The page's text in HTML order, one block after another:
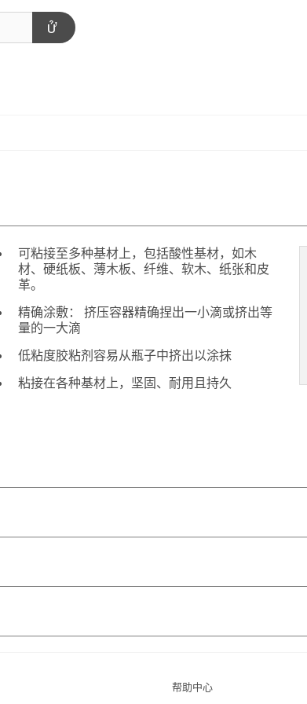
可粘接至多种基材上，包括酸性基材，如木
材、硬纸板、薄木板、纤维、软木、纸张和皮
革。
精确涂敷： 挤压容器精确捏出一小滴或挤出等
量的一大滴
低粘度胶粘剂容易从瓶子中挤出以涂抹
粘接在各种基材上，坚固、耐用且持久
帮助中心